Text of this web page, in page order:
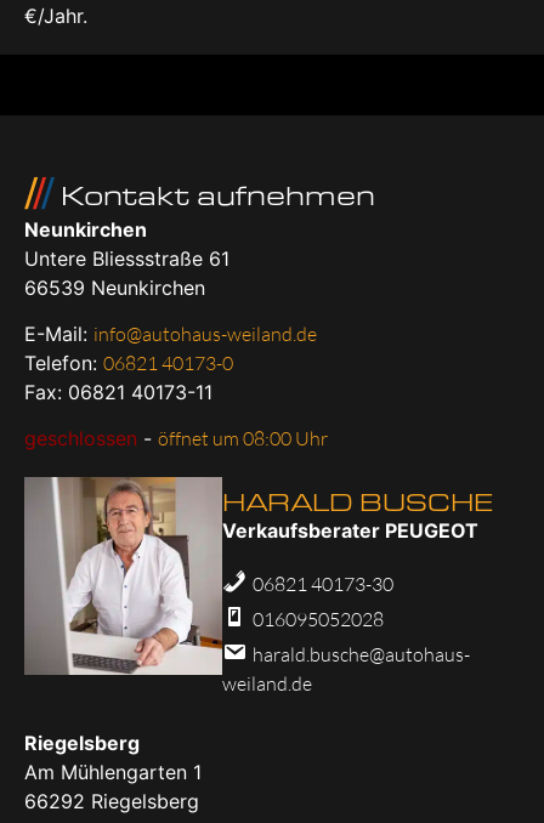
€/Jahr.
Kontakt aufnehmen
Neunkirchen
Untere Bliessstraße 61
66539 Neunkirchen
E-Mail: info@autohaus-weiland.de
Telefon: 06821 40173-0
Fax: 06821 40173-11
geschlossen - öffnet um 08:00 Uhr
HARALD BUSCHE
Verkaufsberater PEUGEOT
06821 40173-30
016095052028
harald.busche@autohaus-
weiland.de
Riegelsberg
Am Mühlengarten 1
66292 Riegelsberg